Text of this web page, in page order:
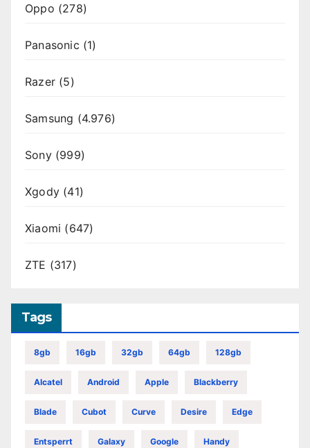
Oppo (278)
Panasonic (1)
Razer (5)
Samsung (4.976)
Sony(999)
Xgody (41)
Xiaomi (647)
ZTE (317)
Tags
8gb 16gb 32gb 64gb 128gb
Alcatel Android Apple Blackberry
Blade Cubot Curve Desire Edge
Entsperrt Galaxy Google Handy